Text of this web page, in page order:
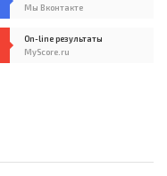
Мы Вконтакте
On-line результаты
MyScore.ru